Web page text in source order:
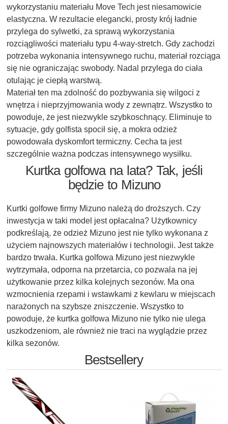
wykorzystaniu materiału Move Tech jest niesamowicie
elastyczna. W rezultacie elegancki, prosty krój ładnie
przylega do sylwetki, za sprawą wykorzystania
rozciągliwości materiału typu 4-way-stretch. Gdy zachodzi
potrzeba wykonania intensywnego ruchu, materiał rozciąga
się nie ograniczając swobody. Nadal przylega do ciała
otulając je ciepłą warstwą.
Materiał ten ma zdolność do pozbywania się wilgoci z
wnętrza i nieprzyjmowania wody z zewnątrz. Wszystko to
powoduje, że jest niezwykle szybkoschnący. Eliminuje to
sytuacje, gdy golfista spocił się, a mokra odzież
powodowała dyskomfort termiczny. Cecha ta jest
szczególnie ważna podczas intensywnego wysiłku.
Kurtka golfowa na lata? Tak, jeśli
będzie to Mizuno
Kurtki golfowe firmy Mizuno należą do droższych. Czy
inwestycja w taki model jest opłacalna? Użytkownicy
podkreślają, że odzież Mizuno jest nie tylko wykonana z
użyciem najnowszych materiałów i technologii. Jest także
bardzo trwała. Kurtka golfowa Mizuno jest niezwykle
wytrzymała, odporna na przetarcia, co pozwala na jej
użytkowanie przez kilka kolejnych sezonów. Ma ona
wzmocnienia rzepami i wstawkami z kewlaru w miejscach
narażonych na szybsze zniszczenie. Wszystko to
powoduje, że kurtka golfowa Mizuno nie tylko nie ulega
uszkodzeniom, ale również nie traci na wyglądzie przez
kilka sezonów.
Bestsellery